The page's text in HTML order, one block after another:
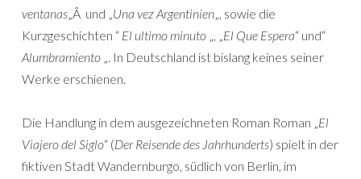
ventanas„Â und „Una vez Argentinien„, sowie die
Kurzgeschichten “ El ultimo minuto „, „El Que Espera“ und“
Alumbramiento „. In Deutschland ist bislang keines seiner
Werke erschienen.
Die Handlung in dem ausgezeichneten Roman Roman „El
Viajero del Siglo“ (Der Reisende des Jahrhunderts) spielt in der
fiktiven Stadt Wandernburgo, südlich von Berlin, im